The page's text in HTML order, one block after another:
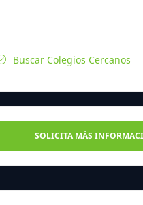
Buscar Colegios Cercanos
SOLICITA MÁS